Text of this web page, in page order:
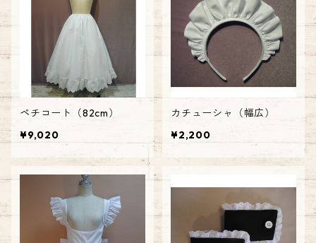
ペチコート（82cm）
¥9,020
カチューシャ（幅広）
¥2,200